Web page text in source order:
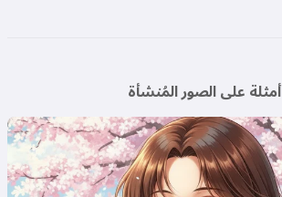
أمثلة على الصور المُنشأة